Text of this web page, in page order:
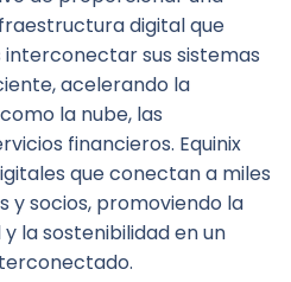
digital que
sus sistemas
acelerando la
la nube, las
financieros. Equinix
que conectan a miles
y socios, promoviendo la
la sostenibilidad en un